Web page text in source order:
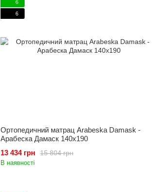
6
6
Ортопедичний матрац Arabeska Damask -
Арабеска Дамаск 140x190
15 804 грн
13 434 грн
В наявності